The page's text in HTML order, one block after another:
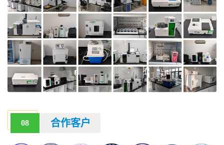
08 合作客户